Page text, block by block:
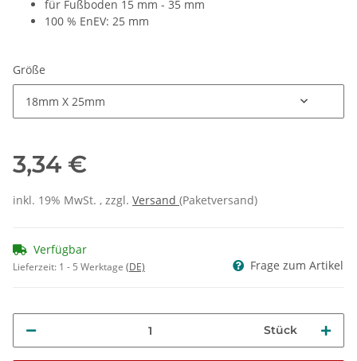
für Fußboden 15 mm - 35 mm
100 % EnEV: 25 mm
Größe
18mm X 25mm
3,34 €
inkl. 19% MwSt. , zzgl. Versand (Paketversand)
Verfügbar
Lieferzeit: 1 - 5 Werktage (DE) Frage zum Artikel
Stück